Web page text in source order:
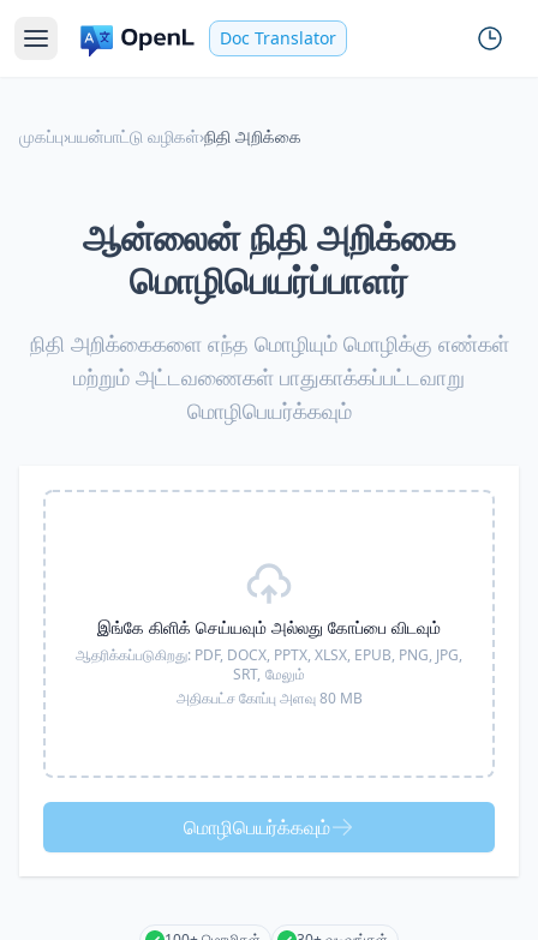
Doc Translator
முகப்பு›பயன்பாட்டு வழிகள்›நிதி அறிக்கை
ஆன்லைன் நிதி அறிக்கை
மொழிபெயர்ப்பாளர்
நிதி அறிக்கைகளை எந்த மொழியும் மொழிக்கு எண்கள்
மற்றும் அட்டவணைகள் பாதுகாக்கப்பட்டவாறு
மொழிபெயர்க்கவும்
இங்கே கிளிக் செய்யவும் அல்லது கோப்பை விடவும்
ஆதரிக்கப்படுகிறது: PDF, DOCX, PPTX, XLSX, EPUB, PNG, JPG,
SRT, மேலும்
அதிகபட்ச கோப்பு அளவு 80 MB
மொழிபெயர்க்கவும்